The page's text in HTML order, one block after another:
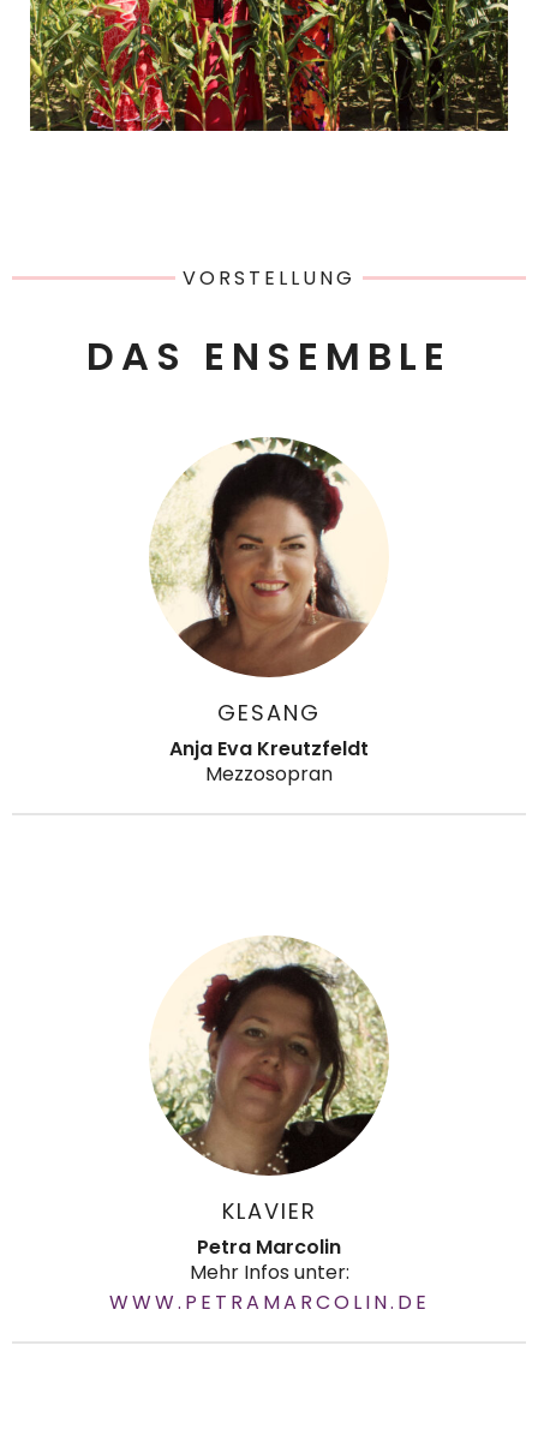
VORSTELLUNG
DAS ENSEMBLE
GESANG
Anja Eva Kreutzfeldt
Mezzosopran
KLAVIER
Petra Marcolin
Mehr Infos unter:
WWW.PETRAMARCOLIN.DE